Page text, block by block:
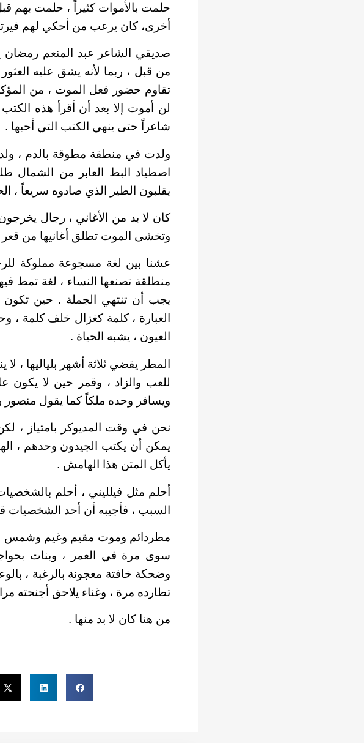
حلمت بالأموات كثيراً ، حلمت بهم
أخرى، كان يرعب من أحكي لهم
صديقي الشاعر عبد المنعم رمضان
من قبل ، ربما لأنه يشق عليه
تقاوم حضور فعل الموت ، من
لن أموت إلا بعد أن أقرأ هذه
شاعراً حتى ينهي الكتب التي أحبها .
ولدت في منطقة مطوقة بالدم ،
اصطياد البط العابر من الشمال
يقلبون الطير الذي صادوه سريعاً ،
كان لا بد من الأغاني ، رجال
وتخشى الموت تطلق أغانيها من قعر
عشنا بين لغة مسجوعة مملوكة
منطلقة تصنعها النساء ، لغة تمط
يجب أن تنتهي الجملة . حين تكون
العبارة ، كلمة كغزال خلف كلمة ،
العيون ، يشبه الحياة .
المطر يقضي ثلاثة أشهر بلياليها ،
للعب والزاد ، وقمر حين لا
ويسافر وحده ملكاً كما يقول منصور
نحن في وقت المديوكر بامتياز ،
يمكن أن يكتب الجيدون وحدهم ،
يأكل المتن هذا الهامش .
أحلم مثل فيلليني ، أحلم
السبب ، فأجيبه أن أحد الشخصيات
مطردائم وموت مقيم وغيم وشمس
سوى مرة في العمر ، وبنات
وضحكة خافتة معجونة بالرغبة ،
تطارده مرة ، وغناء يلاحق أجنحته
من هنا كان لا بد منها .